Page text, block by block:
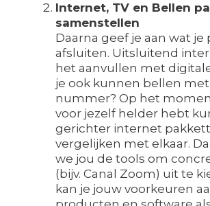
Internet, TV en Bellen
samenstellen
Daarna geef je aan wat je
afsluiten. Uitsluitend
het aanvullen met digitale
je ook kunnen bellen met
nummer? Op het
voor jezelf helder hebt
gerichter internet
vergelijken met elkaar.
we jou de tools om
(bijv. Canal Zoom) uit te
kan je jouw voorkeuren